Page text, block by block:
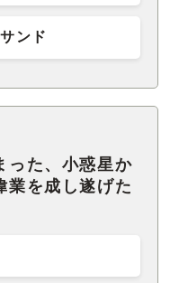
ンド
った、小惑星か
業を成し遂げた